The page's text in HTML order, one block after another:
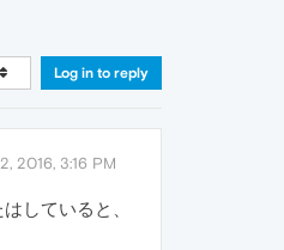
Log in to reply
2016, 3:16 PM
していると、